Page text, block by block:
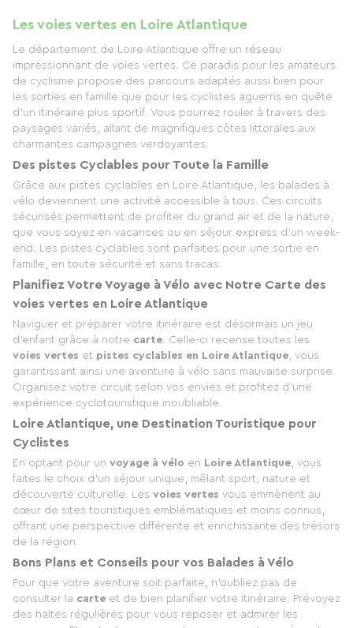
Les voies vertes en Loire Atlantique
Le département de Loire Atlantique offre un réseau
impressionnant de voies vertes. Ce paradis pour les amateurs
de cyclisme propose des parcours adaptés aussi bien pour
les sorties en famille que pour les cyclistes aguerris en quête
d'un itinéraire plus sportif. Vous pourrez rouler à travers des
paysages variés, allant de magnifiques côtes littorales aux
charmantes campagnes verdoyantes.
Des pistes Cyclables pour Toute la Famille
Grâce aux pistes cyclables en Loire Atlantique, les balades à
vélo deviennent une activité accessible à tous. Ces circuits
sécurisés permettent de profiter du grand air et de la nature,
que vous soyez en vacances ou en séjour express d'un week-
end. Les pistes cyclables sont parfaites pour une sortie en
famille, en toute sécurité et sans tracas.
Planifiez Votre Voyage à Vélo avec Notre Carte des
voies vertes en Loire Atlantique
Naviguer et préparer votre itinéraire est désormais un jeu
d'enfant grâce à notre carte. Celle-ci recense toutes les
voies vertes et pistes cyclables en Loire Atlantique, vous
garantissant ainsi une aventure à vélo sans mauvaise surprise.
Organisez votre circuit selon vos envies et profitez d'une
expérience cyclotouristique inoubliable.
Loire Atlantique, une Destination Touristique pour
Cyclistes
En optant pour un voyage à vélo en Loire Atlantique, vous
faites le choix d'un séjour unique, mêlant sport, nature et
découverte culturelle. Les voies vertes vous emmènent au
cœur de sites touristiques emblématiques et moins connus,
offrant une perspective différente et enrichissante des trésors
de la région.
Bons Plans et Conseils pour vos Balades à Vélo
Pour que votre aventure soit parfaite, n'oubliez pas de
consulter la carte et de bien planifier votre itinéraire. Prévoyez
des haltes régulières pour vous reposer et admirer les